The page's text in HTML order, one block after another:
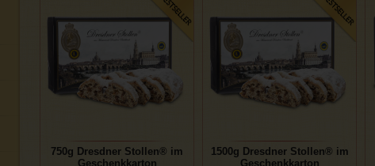
750g Dresdner Stollen® im
Geschenkkarton
1500g Dresdner Stollen® im
Geschenkkarton